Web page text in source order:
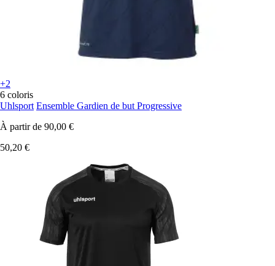
+2
6 coloris
Uhlsport Ensemble Gardien de but Progressive
À partir de 90,00 €
50,20 €